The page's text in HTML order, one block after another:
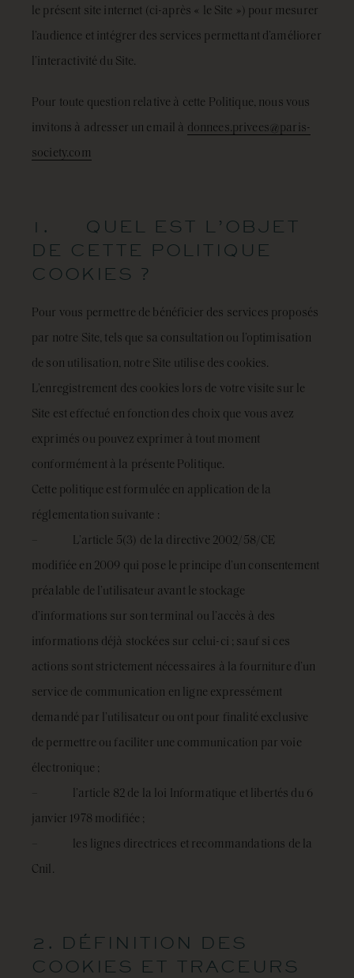
le présent site internet (ci-après « le Site ») pour mesurer
l’audience et intégrer des services permettant d’améliorer
l’interactivité du Site.
Pour toute question relative à cette Politique, nous vous
invitons à adresser un email à donnees.privees@paris-
society.com
1. QUEL EST L’OBJET
DE CETTE POLITIQUE
COOKIES ?
Pour vous permettre de bénéficier des services proposés
par notre Site, tels que sa consultation ou l’optimisation
de son utilisation, notre Site utilise des cookies.
L’enregistrement des cookies lors de votre visite sur le
Site est effectué en fonction des choix que vous avez
exprimés ou pouvez exprimer à tout moment
conformément à la présente Politique.
Cette politique est formulée en application de la
réglementation suivante :
– L’article 5(3) de la directive 2002/58/CE
modifiée en 2009 qui pose le principe d’un consentement
préalable de l’utilisateur avant le stockage
d’informations sur son terminal ou l’accès à des
informations déjà stockées sur celui-ci ; sauf si ces
actions sont strictement nécessaires à la fourniture d’un
service de communication en ligne expressément
demandé par l’utilisateur ou ont pour finalité exclusive
de permettre ou faciliter une communication par voie
électronique ;
– l’article 82 de la loi Informatique et libertés du 6
janvier 1978 modifiée ;
– les lignes directrices et recommandations de la
Cnil.
2. DÉFINITION DES
COOKIES ET TRACEURS